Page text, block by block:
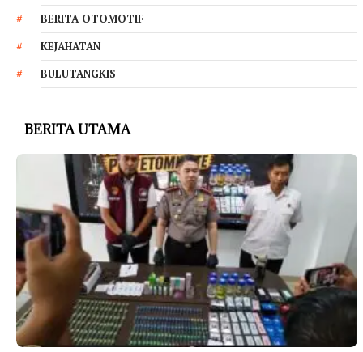
BERITA OTOMOTIF
KEJAHATAN
BULUTANGKIS
BERITA UTAMA